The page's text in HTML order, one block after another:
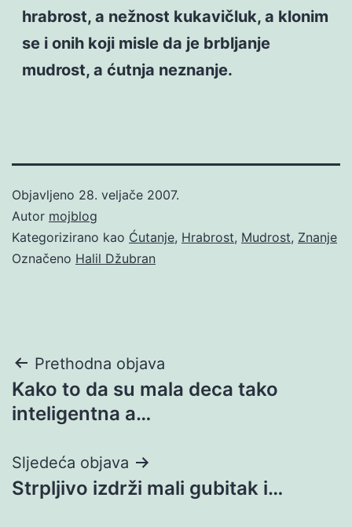
hrabrost, a nežnost kukavičluk, a klonim
se i onih koji misle da je brbljanje
mudrost, a ćutnja neznanje.
Objavljeno 28. veljače 2007.
Autor mojblog
Kategorizirano kao Ćutanje, Hrabrost, Mudrost, Znanje
Označeno Halil Džubran
Navigacija
objava
Prethodna objava
Kako to da su mala deca tako
inteligentna a…
Sljedeća objava
Strpljivo izdrži mali gubitak i…